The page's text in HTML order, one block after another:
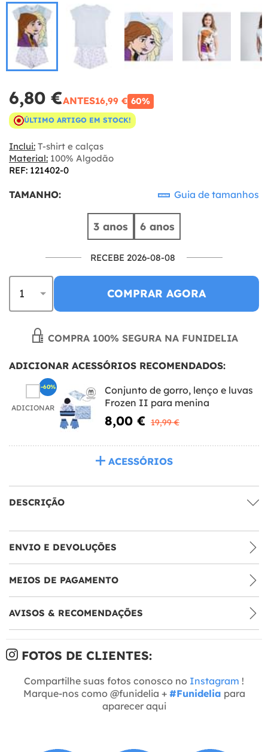
6,80 €ANTES16,99 € 60%
ÚLTIMO ARTIGO EM STOCK!
Inclui: T-shirt e calças
Material: 100% Algodão
REF: 121402-0
TAMANHO: Guia de tamanhos
3 anos 6 anos
RECEBE 2026-08-08
COMPRAR AGORA
COMPRA 100% SEGURA NA FUNIDELIA
ADICIONAR ACESSÓRIOS RECOMENDADOS:
ADICIONAR
Conjunto de gorro, lenço e luvas
Frozen II para menina
8,00 € 19,99 €
-60%
ACESSÓRIOS
DESCRIÇÃO
ENVIO E DEVOLUÇÕES
MEIOS DE PAGAMENTO
AVISOS & RECOMENDAÇÕES
FOTOS DE CLIENTES:
Compartilhe suas fotos conosco no Instagram !
Marque-nos como @funidelia + #Funidelia para
aparecer aqui